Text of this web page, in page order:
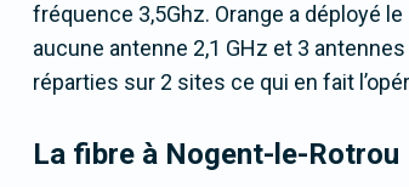
fréquence 3,5Ghz. Orange a déployé
aucune antenne 2,1 GHz et 3
réparties sur 2 sites ce qui en fait
La fibre à Nogent-le-Rotrou